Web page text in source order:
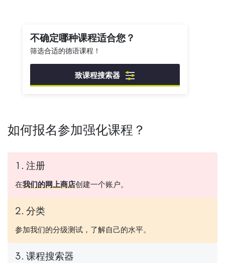
不确定哪种课程适合您？
筛选合适的德语课程！
致课程搜索器
如何报名参加强化课程？
1. 注册
在我们的网上商店创建一个账户。
2. 分类
参加我们的分级测试，了解自己的水平。
3. 课程搜索器